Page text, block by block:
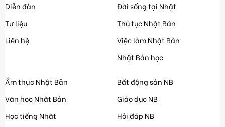
Diễn đàn
Tư liệu
Liên hệ
Đời sống tại Nhật
Thủ tục Nhật Bản
Việc làm Nhật Bản
Nhật Bản học
Ẩm thực Nhật Bản
Văn học Nhật Bản
Học tiếng Nhật
Bất động sản NB
Giáo dục NB
Hỏi đáp NB